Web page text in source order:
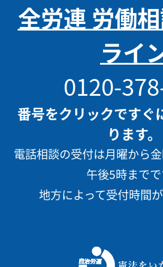
全労連 労働
ライ
0120-
番号をクリックですぐ
ります。
電話相談の受付は月曜から
午後5時までで
地方によって受付時間が